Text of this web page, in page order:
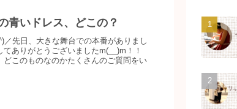
青いドレス、どこの？
先日、大きな舞台での本番がありまし
ありがとうございましたm(__)m！！
このものなのかたくさんのご質問をい